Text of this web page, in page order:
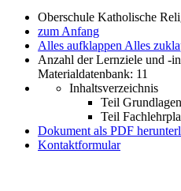
Oberschule Katholische
zum Anfang
Alles aufklappen Alles
Anzahl der Lernziele und -
Materialdatenbank: 11
Inhaltsverzeichnis
Teil Grundlagen
Teil
Dokument als PDF
Kontaktformular